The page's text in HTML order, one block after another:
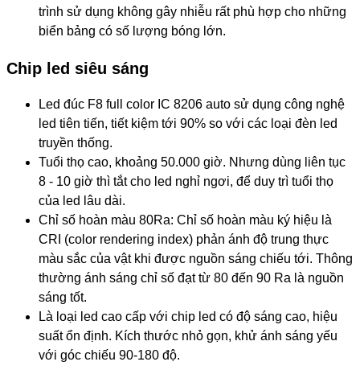
trình sử dụng không gây nhiễu rất phù hợp cho những
biển bảng có số lượng bóng lớn.
Chip led siêu sáng
Led đúc F8 full color IC 8206 auto sử dụng công nghệ
led tiên tiến, tiết kiệm tới 90% so với các loại đèn led
truyền thống.
Tuổi thọ cao, khoảng 50.000 giờ. Nhưng dùng liên tục
8 - 10 giờ thì tắt cho led nghỉ ngơi, để duy trì tuổi thọ
của led lâu dài.
Chỉ số hoàn màu 80Ra: Chỉ số hoàn màu ký hiệu là
CRI (color rendering index) phản ánh độ trung thực
màu sắc của vật khi được nguồn sáng chiếu tới. Thông
thường ánh sáng chỉ số đạt từ 80 đến 90 Ra là nguồn
sáng tốt.
Là loại led cao cấp với chip led có độ sáng cao, hiệu
suất ổn định. Kích thước nhỏ gọn, khử ánh sáng yếu
với góc chiếu 90-180 độ.